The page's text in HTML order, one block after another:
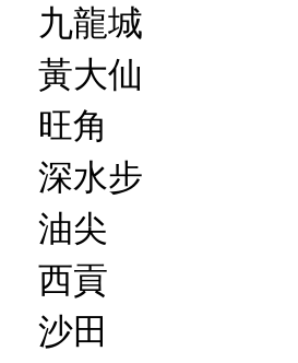
九龍城
黃大仙
旺角
深水步
油尖
西貢
沙田